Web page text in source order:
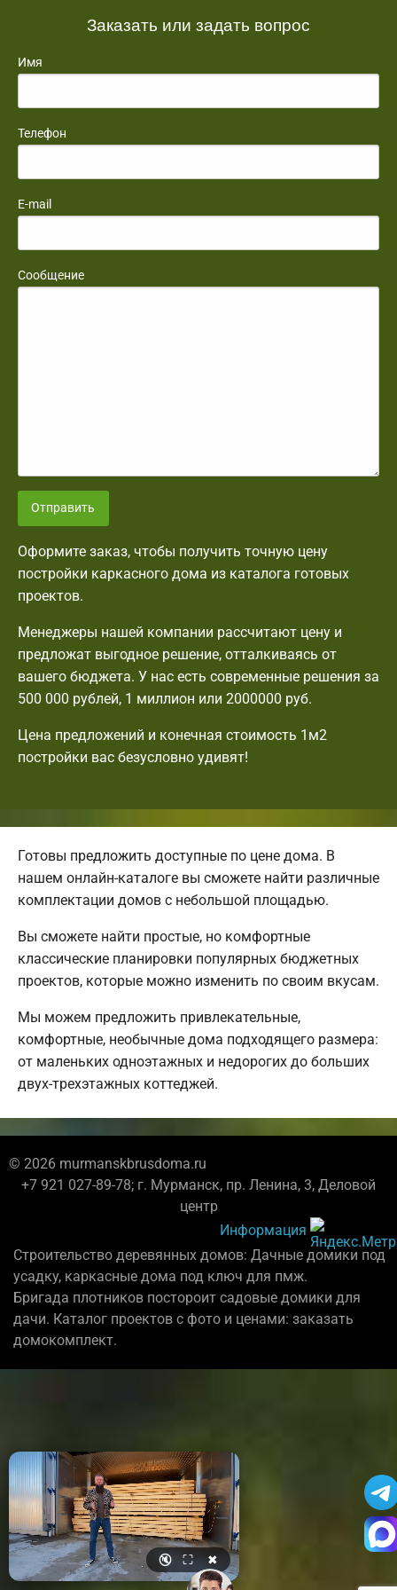
Заказать или задать вопрос
Имя
Телефон
E-mail
Сообщение
Отправить
Оформите заказ, чтобы получить точную цену
постройки каркасного дома из каталога готовых
проектов.
Менеджеры нашей компании рассчитают цену и
предложат выгодное решение, отталкиваясь от
вашего бюджета. У нас есть современные решения за
500 000 рублей, 1 миллион или 2000000 руб.
Цена предложений и конечная стоимость 1м2
постройки вас безусловно удивят!
Готовы предложить доступные по цене дома. В
нашем онлайн-каталоге вы сможете найти различные
комплектации домов с небольшой площадью.
Вы сможете найти простые, но комфортные
классические планировки популярных бюджетных
проектов, которые можно изменить по своим вкусам.
Мы можем предложить привлекательные,
комфортные, необычные дома подходящего размера:
от маленьких одноэтажных и недорогих до больших
двух-трехэтажных коттеджей.
© 2026 murmanskbrusdoma.ru
+7 921 027-89-78; г. Мурманск, пр. Ленина, 3, Деловой
центр
Информация
Строительство деревянных домов: Дачные домики под
усадку, каркасные дома под ключ для пмж.
Бригада плотников постороит садовые домики для
дачи. Каталог проектов с фото и ценами: заказать
домокомплект.
🔇 ⛶ ✖